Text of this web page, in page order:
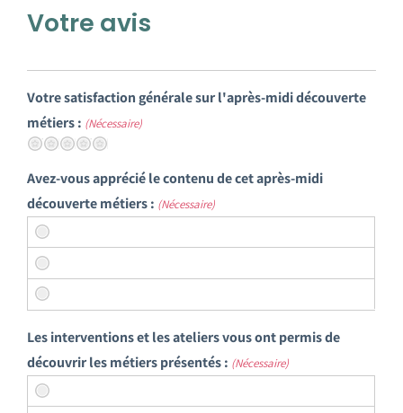
Votre avis
Votre satisfaction générale sur l'après-midi découverte
métiers : (Nécessaire)
Excellent
Très bien
Neutre
Pas si bien
Terrible
Avez-vous apprécié le contenu de cet après-midi
découverte métiers : (Nécessaire)
Les interventions et les ateliers vous ont permis de
découvrir les métiers présentés : (Nécessaire)